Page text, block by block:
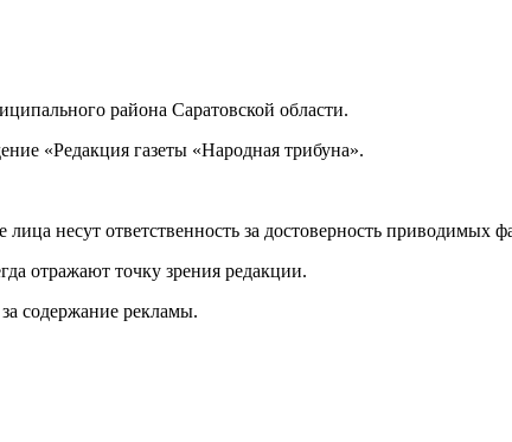
района Саратовской области.
«Редакция газеты «Народная трибуна».
несут ответственность за достоверность приводимых
отражают точку зрения редакции.
содержание рекламы.